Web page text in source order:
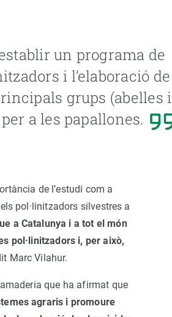
un programa de
i l’elaboració de
grups (abelles i
a les papallones.
de l’estudi com a
pol·linitzadors silvestres a
a Catalunya i a tot el món
pol·linitzadors i, per això,
Marc Vilahur.
que ha afirmat que
agraris i promoure